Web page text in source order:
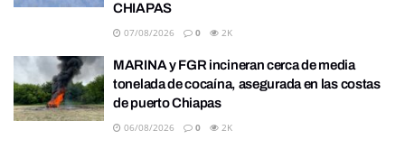
CHIAPAS
07/08/2026 0 2K
MARINA y FGR incineran cerca de media
tonelada de cocaína, asegurada en las costas
de puerto Chiapas
06/08/2026 0 2K